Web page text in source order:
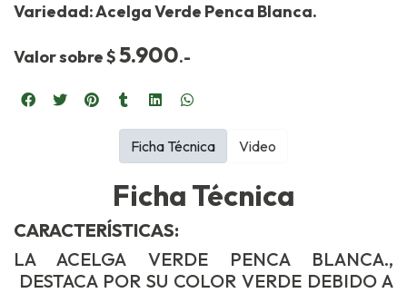
Variedad: Acelga Verde Penca Blanca.
Valor sobre $5.900.-
Ficha Técnica
CARACTERÍSTICAS:
LA ACELGA VERDE PENCA BLANCA.,
DESTACA POR SU COLOR VERDE DEBIDO A
Ficha Técnica Video